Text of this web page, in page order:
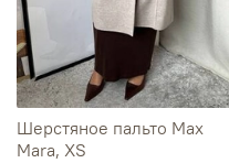
Шерстяное пальто Max
Mara, XS